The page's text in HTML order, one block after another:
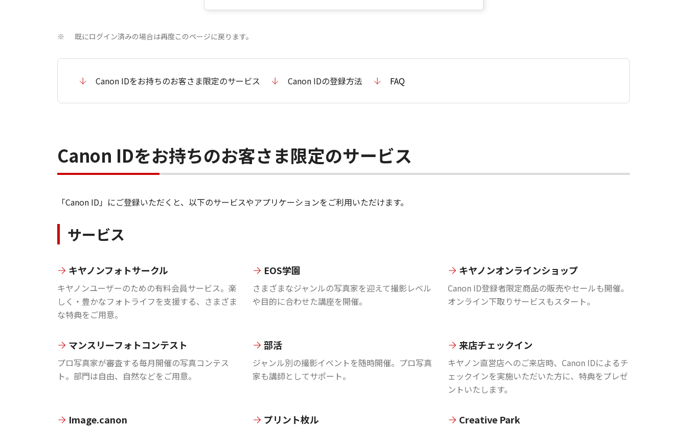
※ 既にログイン済みの場合は再度このページに戻ります。
Canon IDをお持ちのお客さま限定のサービス Canon IDの登録方法 FAQ
Canon IDをお持ちのお客さま限定のサービス
「Canon ID」にご登録いただくと、以下のサービスやアプリケーションをご利用いただけます。
サービス
キヤノンフォトサークル
キヤノンユーザーのための有料会員サービス。楽
しく・豊かなフォトライフを支援する、さまざま
な特典をご用意。
EOS学園
さまざまなジャンルの写真家を迎えて撮影レベル
や目的に合わせた講座を開催。
キヤノンオンラインショップ
Canon ID登録者限定商品の販売やセールも開催。
オンライン下取りサービスもスタート。
マンスリーフォトコンテスト
プロ写真家が審査する毎月開催の写真コンテス
ト。部門は自由、自然などをご用意。
部活
ジャンル別の撮影イベントを随時開催。プロ写真
家も講師としてサポート。
来店チェックイン
キヤノン直営店へのご来店時、Canon IDによるチ
ェックインを実施いただいた方に、特典をプレゼ
ントいたします。
Image.canon プリント枚ル Creative Park